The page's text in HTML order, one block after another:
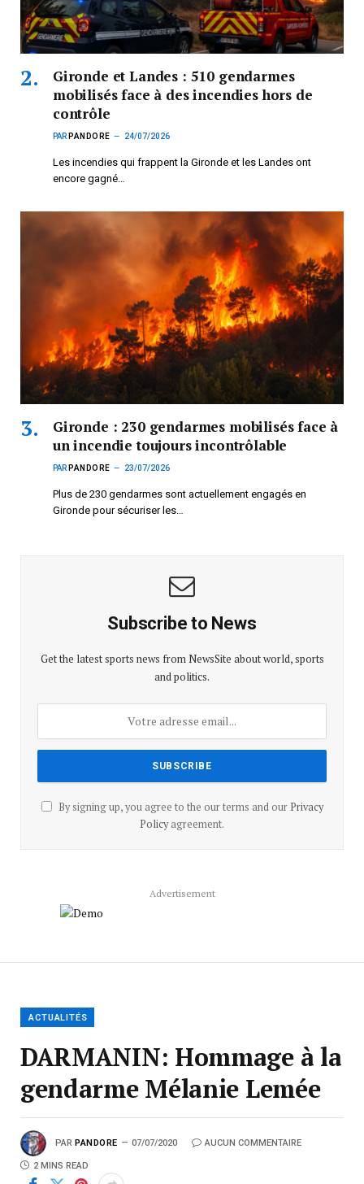
Gironde et Landes : 510 gendarmes
mobilisés face à des incendies hors de
contrôle
PAR PANDORE 24/07/2026
Les incendies qui frappent la Gironde et les Landes ont
encore gagné…
Gironde : 230 gendarmes mobilisés face à
un incendie toujours incontrôlable
PAR PANDORE 23/07/2026
Plus de 230 gendarmes sont actuellement engagés en
Gironde pour sécuriser les…
Subscribe to News
Get the latest sports news from NewsSite about world, sports
and politics.
By signing up, you agree to the our terms and our Privacy
Policyagreement.
Advertisement
ACTUALITÉS
DARMANIN: Hommage à la
gendarme Mélanie Lemée
PAR PANDORE 07/07/2020 AUCUN COMMENTAIRE
2 MINS READ